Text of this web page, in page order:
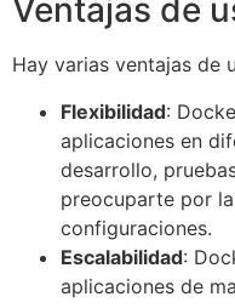
Ventajas de
Hay varias ventajas de
Flexibilidad:
aplicaciones en
desarrollo,
preocuparte por
configuraciones.
Escalabilidad:
aplicaciones de